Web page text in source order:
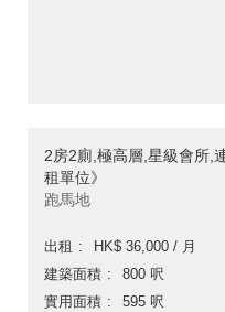
2房2廁,極高層,星級會所,
租單位》
跑馬地
出租
HK$ 36,000 / 月
建築面積
800 呎
實用面積
595 呎